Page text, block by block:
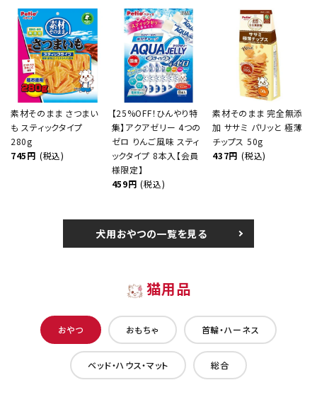
素材そのまま さつまい
も スティックタイプ
280g
745円 (税込)
【25%OFF！ひんやり特
集】アクアゼリー 4つの
ゼロ りんご風味 スティ
ックタイプ 8本入【会員
様限定】
459円 (税込)
素材そのまま 完全無添
加 ササミ パリッと 極薄
チップス 50g
437円 (税込)
犬用おやつの一覧を見る
猫用品
おやつ おもちゃ 首輪・ハーネス
ベッド・ハウス・マット 総合